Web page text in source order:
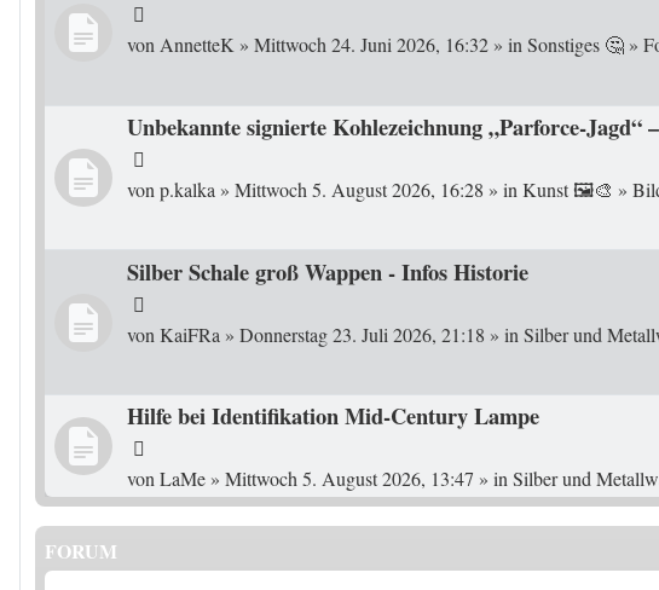
von AnnetteK » Mittwoch 24. Juni 2026, 16:32 » in Sonstiges 🤔 »
Unbekannte signierte Kohlezeichnung „Parforce-
von p.kalka » Mittwoch 5. August 2026, 16:28 » in Kunst 🖼️🎨 »
Silber Schale groß Wappen - Infos Historie
von KaiFRa » Donnerstag 23. Juli 2026, 21:18 » in Silber und
Hilfe bei Identifikation Mid-Century Lampe
vonLaMe » Mittwoch 5. August 2026, 13:47 » inSilber und
FORUM